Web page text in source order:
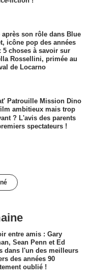
après son rôle dans Blue
icône pop des années
5 choses à savoir sur
Rossellini, primée au
de Locarno
Patrouille Mission Dino
ambitieux mais trop
? L'avis des parents
spectateurs !
entre amis : Gary
Sean Penn et Ed
dans l'un des meilleurs
des années 90
oublié !